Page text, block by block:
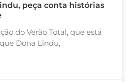
peça conta histórias
do Verão Total, que está
Dona Lindu,